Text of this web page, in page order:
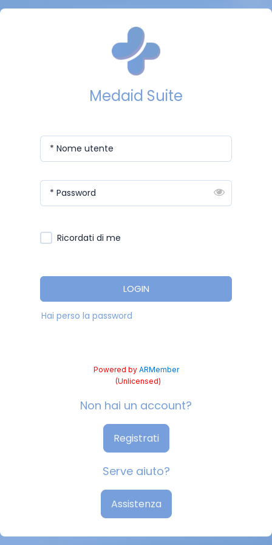
Medaid Suite
* Nome utente
* Password
Ricordati di me
LOGIN
Hai perso la password
Powered by ARMember
(Unlicensed)
Non hai un account?
Registrati
Serve aiuto?
Assistenza